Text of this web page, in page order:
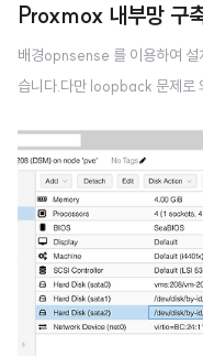
Proxmox 내부망 구
배경opnsense 를 이용하여 설
습니다.다만 loopback 문제로
아서 그런지 공유기 밑의 노트
군요핫스팟으로 붙여서 외부
상단에 스위치를 붙여보려고
nsense 가 좀 무겁더라구요
려고 합니다.본글은 pfsense
에 iso 이미지로 설치